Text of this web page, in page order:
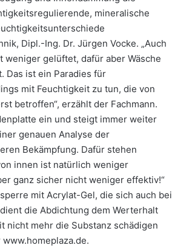
mineralische
Dipl.-Ing. Dr. Jürgen Vocke. „Auch
gelüftet, dafür aber Wäsche
Das ist ein Paradies für
mit Feuchtigkeit zu tun, die von
betroffen“, erzählt der Fachmann.
ein und steigt immer weiter
genauen Analyse der
Bekämpfung. Dafür stehen
innen ist natürlich weniger
ganz sicher nicht weniger effektiv!“
mit Acrylat-Gel, die sich auch bei
die Abdichtung dem Werterhalt
nicht mehr die Substanz schädigen